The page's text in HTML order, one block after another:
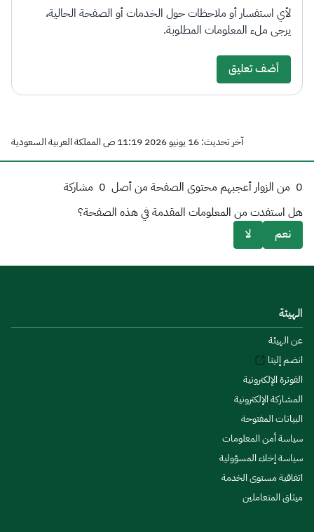
لأي استفسار أو ملاحظات حول الخدمات أو الصفحة الحالية،
يرجى ملء المعلومات المطلوبة.
أضف تعليق
آخر تحديث: 16 يونيو 2026 11:19 ص المملكة العربية السعودية
0 من الزوار أعجبهم محتوى الصفحة من أصل 0 مشاركة
هل استفدت من المعلومات المقدمة في هذه الصفحة؟
نعم
لا
الهيئة
عن الهيئة
انضم إلينا
الفوترة الإلكترونية
المشاركة الإلكترونية
البيانات المفتوحة
سياسة أمن المعلومات
سياسة إخلاء المسؤولية
اتفاقية مستوى الخدمة
ميثاق المتعاملين